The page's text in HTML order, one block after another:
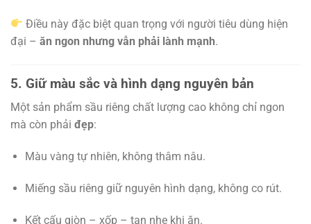
Điều này đặc biệt quan trọng với người tiêu dùng hiện
đại – ăn ngon nhưng vẫn phải lành mạnh.
5. Giữ màu sắc và hình dạng nguyên bản
Một sản phẩm sầu riêng chất lượng cao không chỉ ngon
mà còn phải đẹp:
Màu vàng tự nhiên, không thâm nâu.
Miếng sầu riêng giữ nguyên hình dạng, không co rút.
Kết cấu giòn – xốp – tan nhẹ khi ăn.